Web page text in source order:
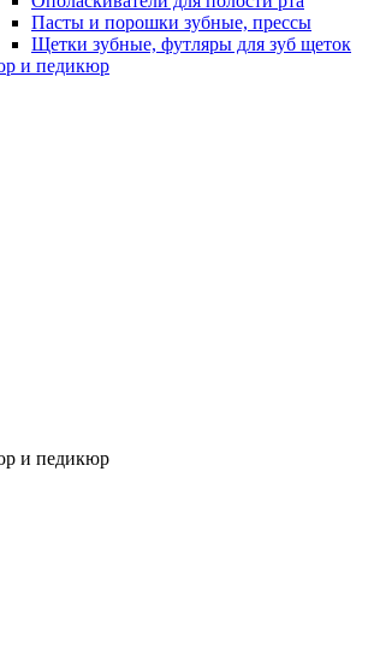
Пасты и порошки зубные, прессы
Щетки зубные, футляры для зуб щеток
и педикюр
и педикюр